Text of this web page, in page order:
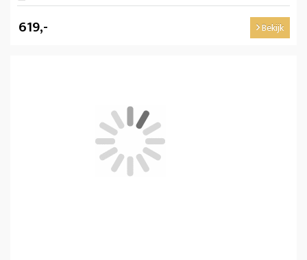
619,- Bekijk